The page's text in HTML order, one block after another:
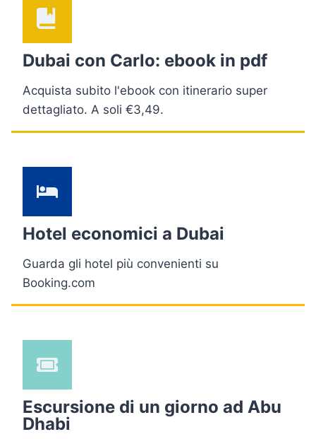
Dubai con Carlo: ebook in pdf
Acquista subito l'ebook con itinerario super
dettagliato. A soli €3,49.
Hotel economici a Dubai
Guarda gli hotel più convenienti su
Booking.com
Escursione di un giorno ad Abu
Dhabi